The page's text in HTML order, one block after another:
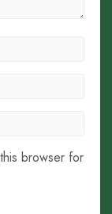
browser for